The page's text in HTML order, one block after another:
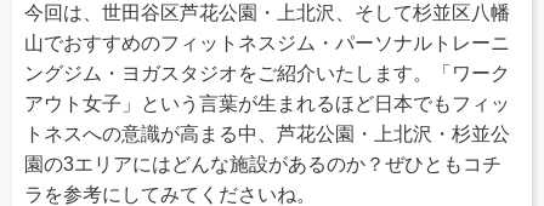
今回は、世田谷区芦花公園・上北沢、そして杉並区八幡
山でおすすめのフィットネスジム・パーソナルトレーニ
ングジム・ヨガスタジオをご紹介いたします。「ワーク
アウト女子」という言葉が生まれるほど日本でもフィッ
トネスへの意識が高まる中、芦花公園・上北沢・杉並公
園の3エリアにはどんな施設があるのか？ぜひともコチ
ラを参考にしてみてくださいね。